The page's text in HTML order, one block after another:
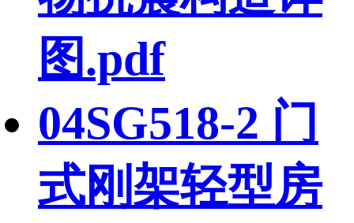
图.pdf
04SG518-2 门
式刚架轻型房